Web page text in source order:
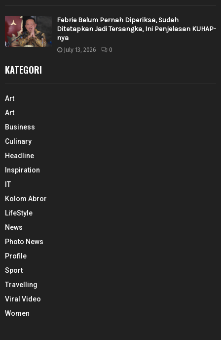
Febrie Belum Pernah Diperiksa, Sudah
Ditetapkan Jadi Tersangka, Ini Penjelasan KUHAP-
nya
July 13, 2026 0
KATEGORI
Art
Art
Business
Culinary
Headline
Inspiration
IT
Kolom Abror
LifeStyle
News
Photo News
Profile
Sport
Travelling
Viral Video
Women